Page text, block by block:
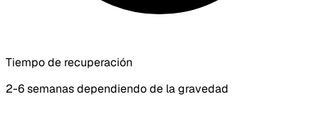
Tiempo de recuperación
2-6 semanas dependiendo de la gravedad